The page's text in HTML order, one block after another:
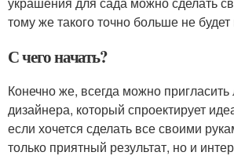
тому же такого точно больше не будет
С чего начать?
Конечно же, всегда можно
дизайнера, который спроектирует
если хочется сделать все своими
только приятный результат, но и